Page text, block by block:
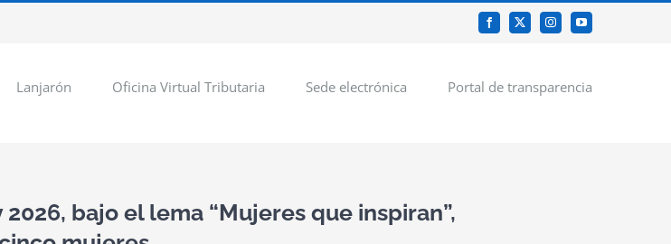
Facebook
X InstagramYouTube
Lanjarón Oficina Virtual Tributaria Sede electrónica Portal de transparencia
bajo el lema “Mujeres que inspiran”,